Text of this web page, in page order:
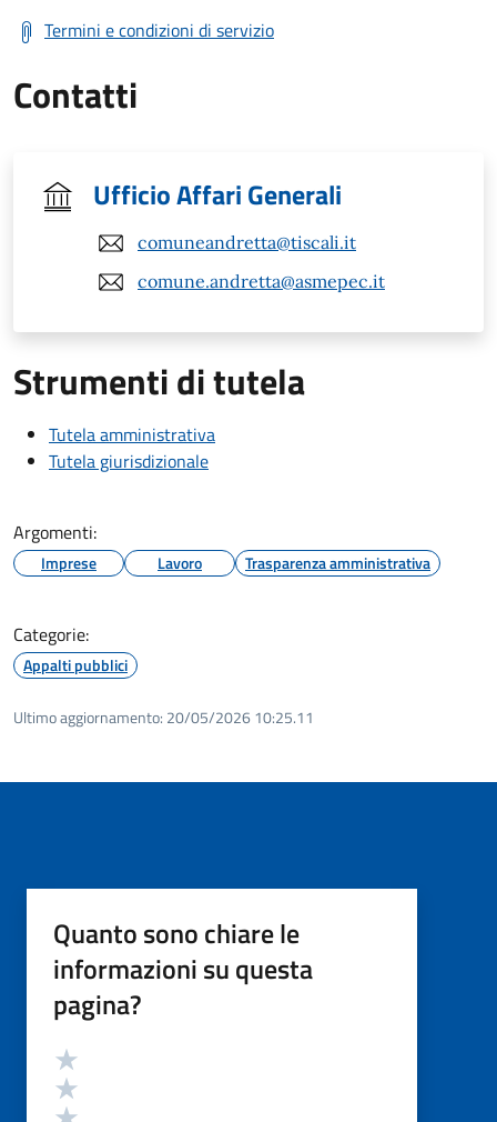
Termini e condizioni di servizio
Contatti
Ufficio Affari Generali
comuneandretta@tiscali.it
comune.andretta@asmepec.it
Strumenti di tutela
Tutela amministrativa
Tutela giurisdizionale
Argomenti:
Imprese Lavoro Trasparenza amministrativa
Categorie:
Appalti pubblici
Ultimo aggiornamento: 20/05/2026 10:25.11
Quanto sono chiare le
informazioni su questa
pagina?
Valutazione